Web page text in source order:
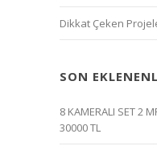
Dikkat Çeken
SON
8 KAMERALI SET 2
30000 TL